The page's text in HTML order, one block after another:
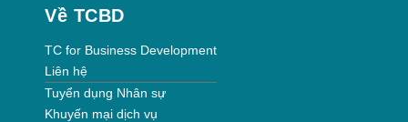
Về TCBD
TC for Business Development
Liên hệ
Tuyển dụng Nhân sự
Khuyến mại dịch vụ